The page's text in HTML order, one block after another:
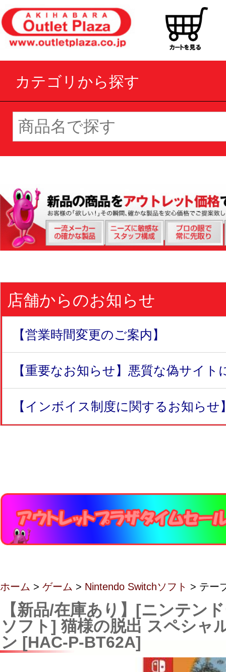
カテゴリから探す
店舗からのお知らせ
【営業時間変更のご案内】
【重要なお知らせ】悪質な偽サイト
【インボイス制度に関するお知らせ
ホーム > ゲーム > Nintendo Switchソフト > テー
【新品/在庫あり】[ニンテン
ソフト] 猫様の脱出 スペシャ
ン [HAC-P-BT62A]